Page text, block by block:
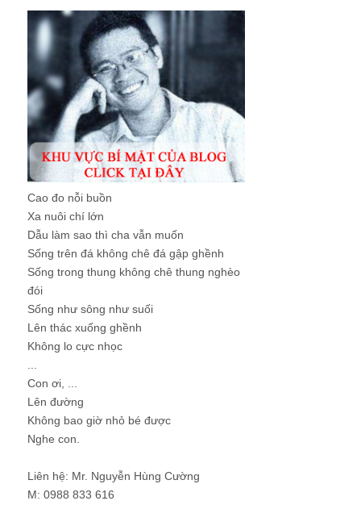
Cao đo nỗi buồn
Xa nuôi chí lớn
Dẫu làm sao thì cha vẫn muốn
Sống trên đá không chê đá gập ghềnh
Sống trong thung không chê thung nghèo
đói
Sống như sông như suối
Lên thác xuống ghềnh
Không lo cực nhọc
Con ơi, ...
Lên đường
Không bao giờ nhỏ bé được
Nghe con.
Liên hệ: Mr. Nguyễn Hùng Cường
M: 0988 833 616